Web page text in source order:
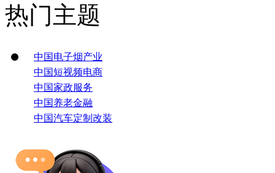
热门主题
中国电子烟产业
中国短视频电商
中国家政服务
中国养老金融
中国汽车定制改装